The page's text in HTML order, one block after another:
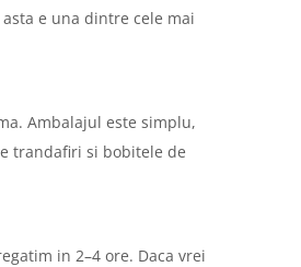
e una dintre cele mai
Ambalajul este simplu,
trandafiri si bobitele de
in 2–4 ore. Daca vrei